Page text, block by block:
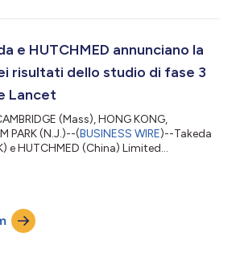
statunitense di EXKIVITY®
cellule (NSCLC) metastatico o
e HUTCHMED annunciano la
risultati dello studio di fase 3
Lancet
(Mass), HONG KONG,
PARK (N.J.)--(BUSINESS WIRE)--Takeda
e HUTCHMED (China) Limited
in precedenza sono stati pubblicati in
illustra nel dettaglio i risultati della
2 al 24 giugno 20...